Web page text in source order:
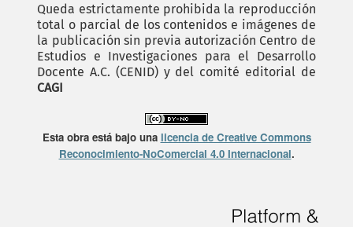
Queda estrictamente prohibida la reproducción
total o parcial de los contenidos e imágenes de
la publicación sin previa autorización Centro de
Estudios e Investigaciones para el Desarrollo
Docente A.C. (CENID) y del comité editorial de
CAGI
Esta obra está bajo una licencia de Creative Commons
Reconocimiento-NoComercial 4.0 Internacional.